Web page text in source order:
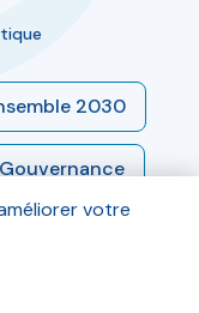
2030
Gouvernance
économiques
votre